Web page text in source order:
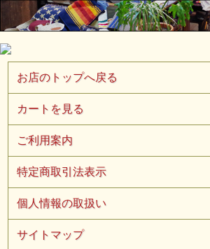
お店のトップへ戻る
カートを見る
ご利用案内
特定商取引法表示
個人情報の取扱い
サイトマップ